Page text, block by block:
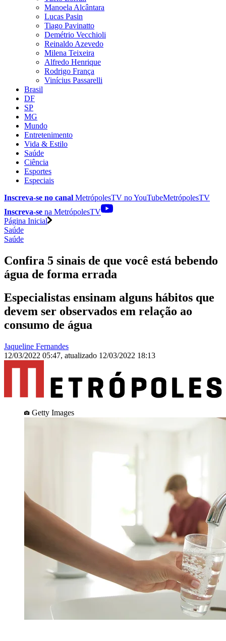
Manoela Alcântara
Lucas Pasin
Tiago Pavinatto
Demétrio Vecchioli
Reinaldo Azevedo
Milena Teixeira
Alfredo Henrique
Rodrigo França
Vinícius Passarelli
Brasil
DF
SP
MG
Mundo
Entretenimento
Vida & Estilo
Saúde
Ciência
Esportes
Especiais
Inscreva-se no canal MetrópolesTV noYouTubeMetrópolesTV
Inscreva-se na MetrópolesTV
Página Inicial
Saúde
Saúde
Confira 5 sinais de que você está bebendo
água de forma errada
Especialistas ensinam alguns hábitos que
devem ser observados em relação ao
consumo de água
Jaqueline Fernandes
12/03/2022 05:47, atualizado 12/03/2022 18:13
Getty Images